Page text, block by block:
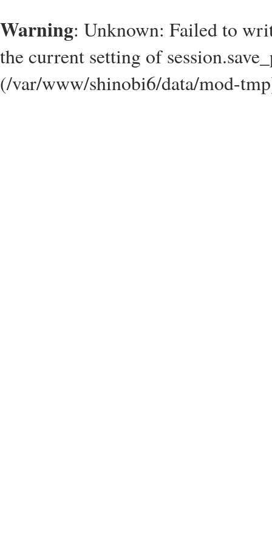
Warning: Unknown: Failed to
the current setting of
(/var/www/shinobi6/data/mod-